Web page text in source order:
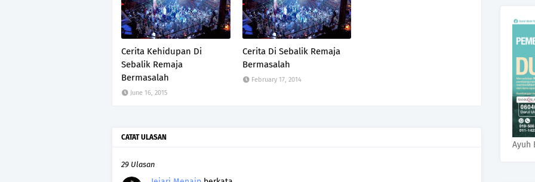
Cerita Kehidupan Di
Sebalik Remaja
Bermasalah
June 16, 2015
Cerita Di Sebalik Remaja
Bermasalah
February 17, 2014
CATAT ULASAN
29 Ulasan
Ayuh